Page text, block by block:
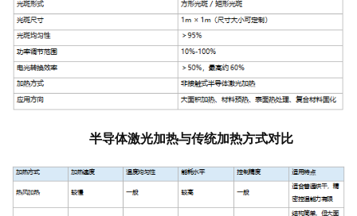
半导体激光加热与传统加热方式对比